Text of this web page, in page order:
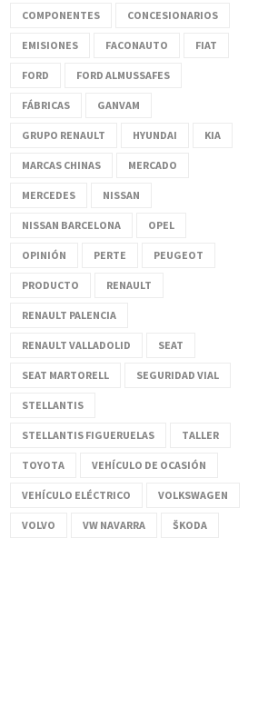
COMPONENTES CONCESIONARIOS
EMISIONES FACONAUTO FIAT
FORD FORD ALMUSSAFES
FÁBRICAS GANVAM
GRUPO RENAULT HYUNDAI KIA
MARCAS CHINAS MERCADO
MERCEDES NISSAN
NISSAN BARCELONA OPEL
OPINIÓN PERTE PEUGEOT
PRODUCTO RENAULT
RENAULT PALENCIA
RENAULT VALLADOLID SEAT
SEAT MARTORELL SEGURIDAD VIAL
STELLANTIS
STELLANTIS FIGUERUELAS TALLER
TOYOTA VEHÍCULO DE OCASIÓN
VEHÍCULO ELÉCTRICO VOLKSWAGEN
VOLVO VW NAVARRA ŠKODA